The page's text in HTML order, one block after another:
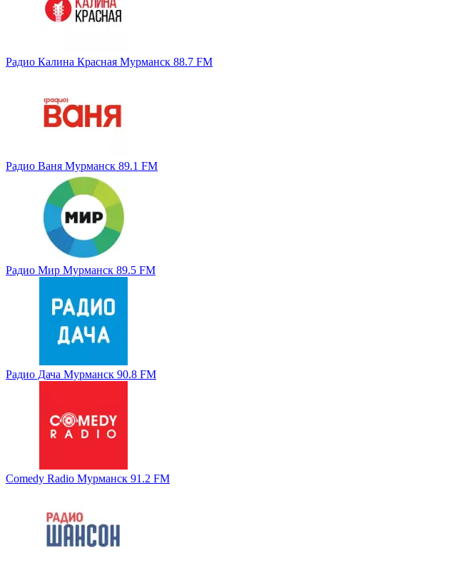
Радио Калина Красная Мурманск 88.7 FM
Радио Ваня Мурманск 89.1 FM
Радио Мир Мурманск 89.5 FM
Радио Дача Мурманск 90.8 FM
Comedy Radio Мурманск 91.2 FM